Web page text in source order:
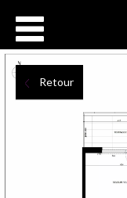
Retour